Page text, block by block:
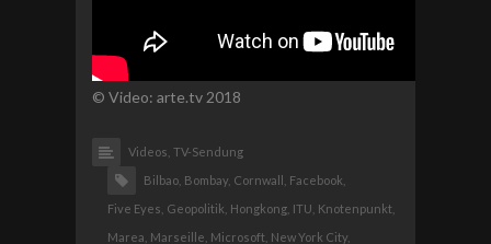
© Video: arte.tv 2018
Videos, TV-Sendung
Bilbao, Bombay, Cornwall, Facebook,
Five Eyes, Geopolitik, Hongkong, ITU, Knotenpunkt,
Marea, Marseille, Microsoft, New York City,